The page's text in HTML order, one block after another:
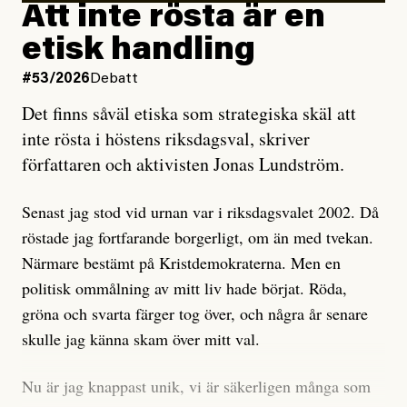
rörelsen. Eller så har en inga bevis, bara misstankar,
och då ska en efterforska diskret, just för att inte skapa
oro inom rörelsen.
Artikeln undersöker inte, som ETC påstår, ”vad som
är sant, vad som är rykten”, utan den bidrar bara till
ännu mer ryktesspridning. Det finns inte ett enda bevis
misstänkta personen är en infiltratör. Det som läsaren
får veta är att personen har ändrat sina politiska åsikter
under åren, att den har raderat tidigare innehåll på sina
sociala medier, att artikelns författare inte förstår sig
på personens ekonomi och att det tydligen finns
anonyma röster inom rörelsen som säger saker som
anses vara anledningar att titta närmare på personen,
Att inte rösta är en
etisk handling
#53/2026 Debatt
Det finns såväl etiska som strategiska skäl att
inte rösta i höstens riksdagsval, skriver
författaren och aktivisten Jonas Lundström.
Senast jag stod vid urnan var i riksdagsvalet 2002. Då
röstade jag fortfarande borgerligt, om än med tvekan.
Närmare bestämt på Kristdemokraterna. Men en
politisk ommålning av mitt liv hade börjat. Röda,
gröna och svarta färger tog över, och några år senare
skulle jag känna skam över mitt val.
Nu är jag knappast unik, vi är säkerligen många som